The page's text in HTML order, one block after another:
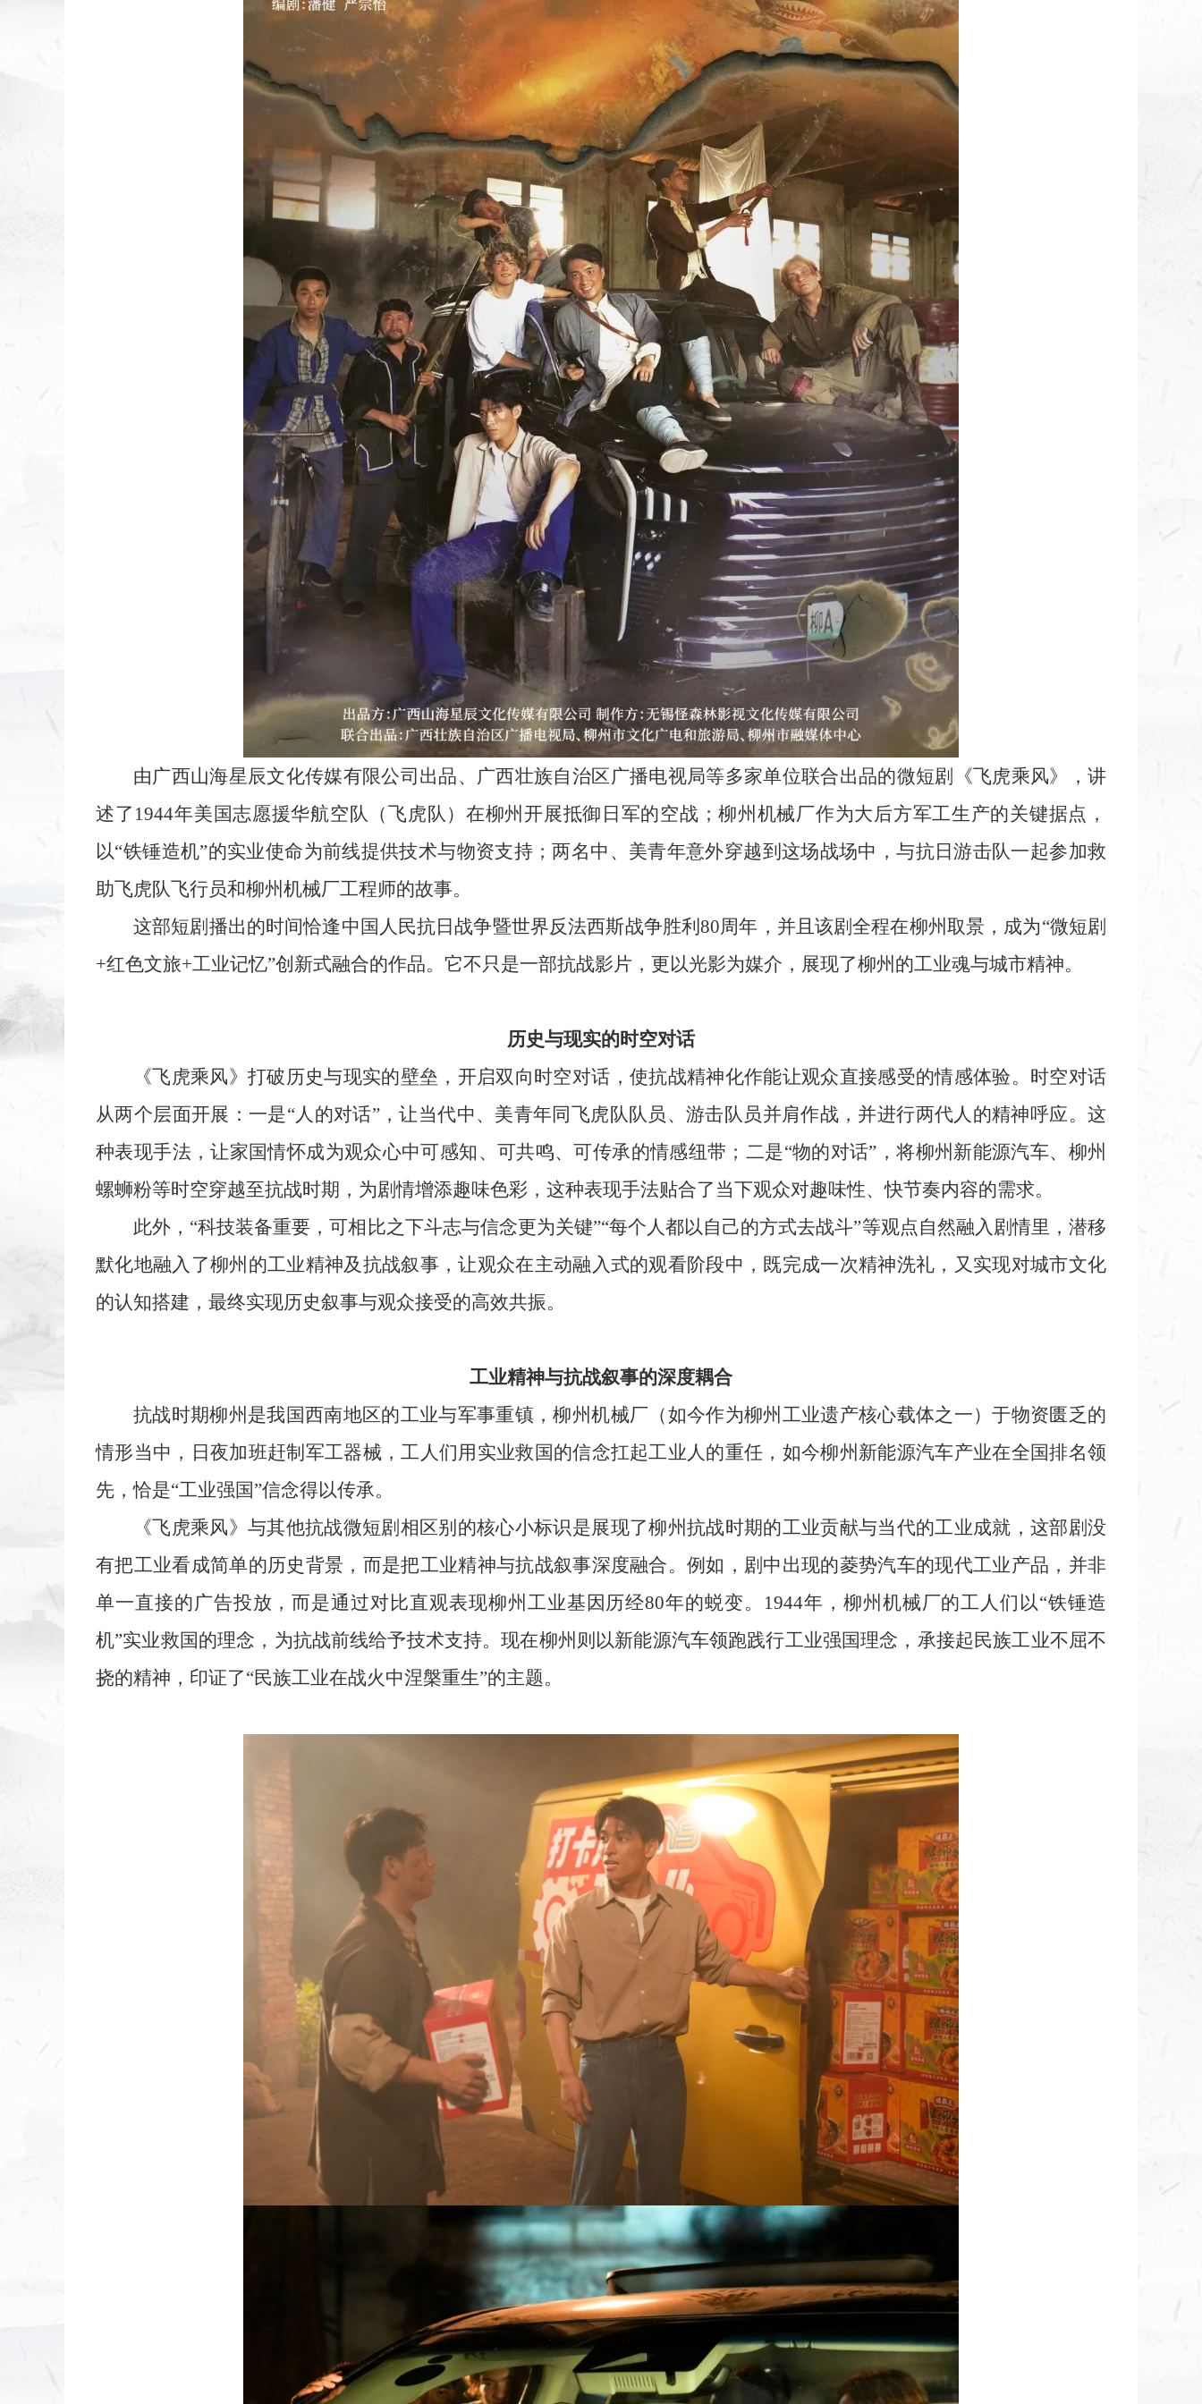
由广西山海星辰文化传媒有限公司出品、广西壮族自治区广播电视局等多家单位联合出品的微短剧《飞虎乘风》，讲
述了1944年美国志愿援华航空队（飞虎队）在柳州开展抵御日军的空战；柳州机械厂作为大后方军工生产的关键据点，
以“铁锤造机”的实业使命为前线提供技术与物资支持；两名中、美青年意外穿越到这场战场中，与抗日游击队一起参加救
助飞虎队飞行员和柳州机械厂工程师的故事。
这部短剧播出的时间恰逢中国人民抗日战争暨世界反法西斯战争胜利80周年，并且该剧全程在柳州取景，成为“微短剧
+红色文旅+工业记忆”创新式融合的作品。它不只是一部抗战影片，更以光影为媒介，展现了柳州的工业魂与城市精神。
历史与现实的时空对话
《飞虎乘风》打破历史与现实的壁垒，开启双向时空对话，使抗战精神化作能让观众直接感受的情感体验。时空对话
从两个层面开展：一是“人的对话”，让当代中、美青年同飞虎队队员、游击队员并肩作战，并进行两代人的精神呼应。这
种表现手法，让家国情怀成为观众心中可感知、可共鸣、可传承的情感纽带；二是“物的对话”，将柳州新能源汽车、柳州
螺蛳粉等时空穿越至抗战时期，为剧情增添趣味色彩，这种表现手法贴合了当下观众对趣味性、快节奏内容的需求。
此外，“科技装备重要，可相比之下斗志与信念更为关键”“每个人都以自己的方式去战斗”等观点自然融入剧情里，潜移
默化地融入了柳州的工业精神及抗战叙事，让观众在主动融入式的观看阶段中，既完成一次精神洗礼，又实现对城市文化
的认知搭建，最终实现历史叙事与观众接受的高效共振。
工业精神与抗战叙事的深度耦合
抗战时期柳州是我国西南地区的工业与军事重镇，柳州机械厂（如今作为柳州工业遗产核心载体之一）于物资匮乏的
情形当中，日夜加班赶制军工器械，工人们用实业救国的信念扛起工业人的重任，如今柳州新能源汽车产业在全国排名领
先，恰是“工业强国”信念得以传承。
《飞虎乘风》与其他抗战微短剧相区别的核心小标识是展现了柳州抗战时期的工业贡献与当代的工业成就，这部剧没
有把工业看成简单的历史背景，而是把工业精神与抗战叙事深度融合。例如，剧中出现的菱势汽车的现代工业产品，并非
单一直接的广告投放，而是通过对比直观表现柳州工业基因历经80年的蜕变。1944年，柳州机械厂的工人们以“铁锤造
机”实业救国的理念，为抗战前线给予技术支持。现在柳州则以新能源汽车领跑践行工业强国理念，承接起民族工业不屈不
挠的精神，印证了“民族工业在战火中涅槃重生”的主题。